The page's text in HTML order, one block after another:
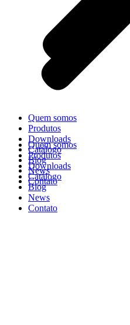
Quem somos
Produtos
Downloads
Catálogo
Blog
News
Contato
Quem somos
Produtos
Downloads
Catálogo
Blog
News
Contato